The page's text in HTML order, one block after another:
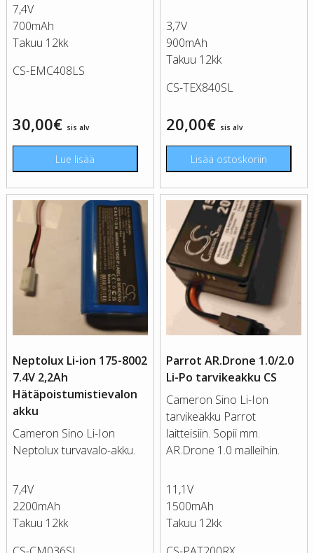
7,4V
700mAh
Takuu 12kk
CS-EMC408LS
30,00€ sis alv
Lue lisää
3,7V
900mAh
Takuu 12kk
CS-TEX840SL
20,00€ sis alv
Lisää ostoskoriin
Neptolux Li-ion 175-8002
7.4V 2,2Ah
Hätäpoistumistievalon
akku
Cameron Sino Li-Ion
Neptolux turvavalo-akku.
7,4V
2200mAh
Takuu 12kk
Parrot AR.Drone 1.0/2.0
Li-Po tarvikeakku CS
Cameron Sino Li-Ion
tarvikeakku Parrot
laitteisiin. Sopii mm.
AR.Drone 1.0 malleihin.
11,1V
1500mAh
Takuu 12kk